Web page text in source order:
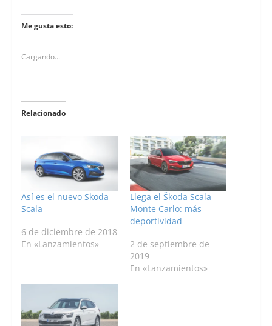
Me gusta esto:
Cargando...
Relacionado
Así es el nuevo Skoda
Scala
6 de diciembre de 2018
En «Lanzamientos»
Llega el Škoda Scala
Monte Carlo: más
deportividad
2 de septiembre de
2019
En «Lanzamientos»